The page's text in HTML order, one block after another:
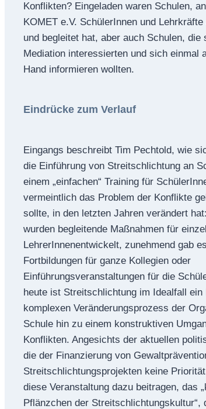
Konflikten? Eingeladen waren Schulen,
KOMET e.V. SchülerInnen und
und begleitet hat, aber auch Schulen, die
Mediation interessierten und sich einmal
Hand informieren wollten.
Eindrücke zum Verlauf
Eingangs beschreibt Tim Pechtold, wie
die Einführung von Streitschlichtung an
einem „einfachen“ Training für
vermeintlich das Problem der Konflikte
sollte, in den letzten Jahren verändert
wurden begleitende Maßnahmen für
LehrerInnenentwickelt, zunehmend gab es
Fortbildungen für ganze Kollegien oder
Einführungsveranstaltungen für die
heute ist Streitschlichtung im Idealfall ein
komplexen Veränderungsprozess der
Schule hin zu einem konstruktiven
Konflikten. Angesichts der aktuellen
die der Finanzierung von
Streitschlichtungsprojekten keine
diese Veranstaltung dazu beitragen, das
Pflänzchen der Streitschlichtungskultur“,